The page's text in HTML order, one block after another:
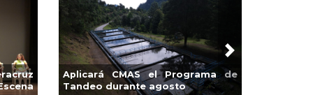
Aplicará CMAS el Programa de
Tandeo durante agosto
Next